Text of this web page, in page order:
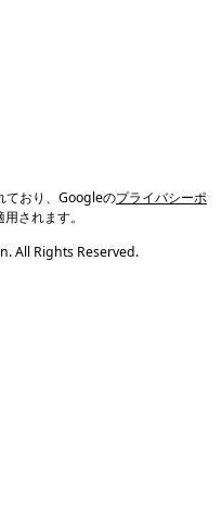
ており、Googleのプライバシーポ
用されます。
All Rights Reserved.